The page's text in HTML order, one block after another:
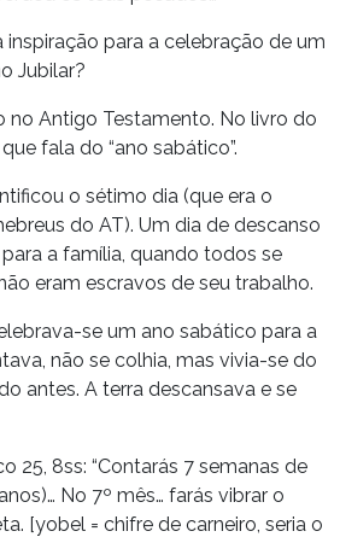
inspiração para a celebração de um
Jubilar?
no Antigo Testamento. No livro do
fala do “ano sabático”.
o sétimo dia (que era o
do AT). Um dia de descanso
a família, quando todos se
eram escravos de seu trabalho.
se um ano sabático para a
não se colhia, mas vivia-se do
antes. A terra descansava e se
25, 8ss: “Contarás 7 semanas de
No 7º mês… farás vibrar o
[yobel = chifre de carneiro, seria o